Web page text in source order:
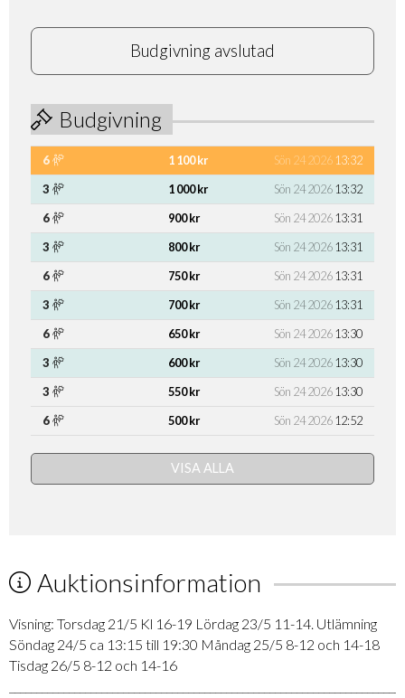
Budgivning avslutad
Budgivning
6 1 100 kr Sön 24 202613:32
3
1 000 kr Sön 24 202613:32
6
900 kr Sön 24 202613:31
3
800 kr Sön 24 202613:31
6
750 kr Sön 24 202613:31
3
700 kr Sön 24 202613:31
6
650 kr Sön 24 202613:30
3
600 kr Sön 24 202613:30
3
550 kr Sön 24 202613:30
6
500 kr Sön 24 202612:52
VISA ALLA
Auktionsinformation
Visning: Torsdag 21/5 Kl 16-19 Lördag 23/5 11-14. Utlämning
Söndag 24/5 ca 13:15 till 19:30 Måndag 25/5 8-12 och 14-18
Tisdag 26/5 8-12 och 14-16